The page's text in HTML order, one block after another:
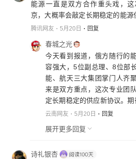
能源一直是双方合作重头戏，
腾讯网友 5月20日 回复
春城之光
今天看到报道，俄方随行的
容强大，5位副总理、8位部
能、航天三大集团掌门人齐
来是双方重点，这次专业团
定长期稳定的供应新协议。期
云南网友 5月20日 回复
展开更多回复
诗礼银杏